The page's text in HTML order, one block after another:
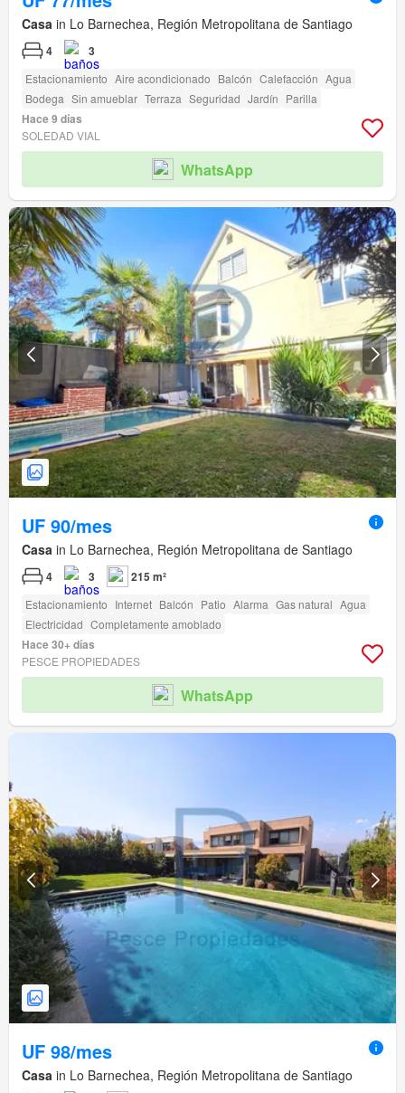
Casa in Lo Barnechea, Región Metropolitana de Santiago
4 3
Estacionamiento Aire acondicionado Balcón Calefacción Agua
Bodega Sin amueblar Terraza Seguridad Jardín Parilla
Hace 9 días
SOLEDAD VIAL
WhatsApp
UF 90/mes
Casa in Lo Barnechea, Región Metropolitana de Santiago
4 3 215 m²
Estacionamiento Internet Balcón Patio Alarma Gas natural Agua
Electricidad Completamente amoblado
Hace 30+ días
PESCE PROPIEDADES
WhatsApp
UF 98/mes
Casa in Lo Barnechea, Región Metropolitana de Santiago